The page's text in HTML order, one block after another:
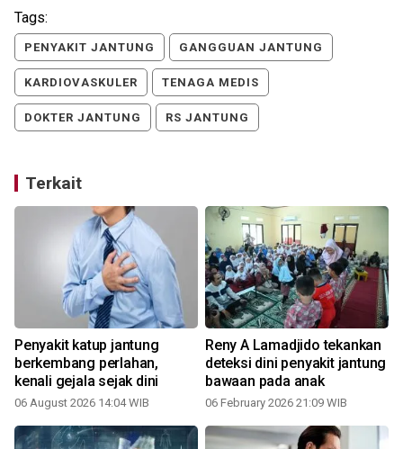
Tags:
PENYAKIT JANTUNG GANGGUAN JANTUNG
KARDIOVASKULER TENAGA MEDIS
DOKTER JANTUNG RS JANTUNG
Terkait
Penyakit katup jantung
berkembang perlahan,
kenali gejala sejak dini
06 August 2026 14:04 WIB
Reny A Lamadjido tekankan
deteksi dini penyakit jantung
bawaan pada anak
06 February 2026 21:09 WIB